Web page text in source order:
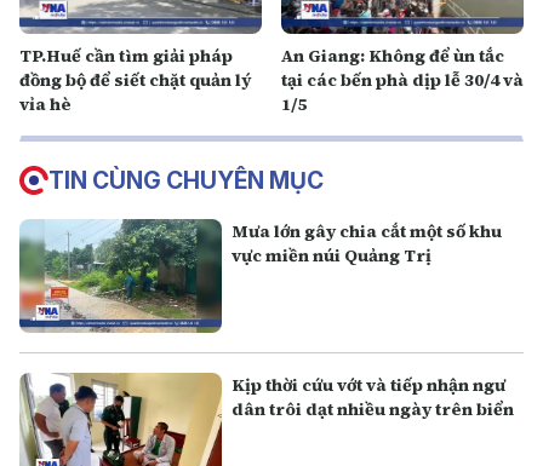
TP.Huế cần tìm giải pháp
đồng bộ để siết chặt quản lý
vỉa hè
An Giang: Không để ùn tắc
tại các bến phà dịp lễ 30/4 và
1/5
TIN CÙNG CHUYÊN MỤC
Mưa lớn gây chia cắt một số khu
vực miền núi Quảng Trị
Kịp thời cứu vớt và tiếp nhận ngư
dân trôi dạt nhiều ngày trên biển